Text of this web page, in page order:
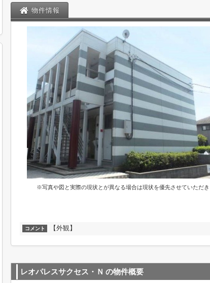
物件情報
※写真や図と実際の現状とが異なる場合は現状を優先させていただ
コメント 【外観】
レオパレスサクセス・Ｎ の物件概要